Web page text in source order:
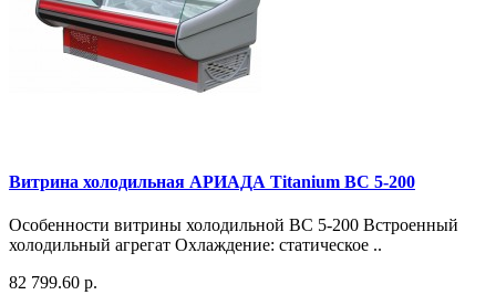
Витрина холодильная АРИАДА Titanium ВС 5-200
Особенности витрины холодильной ВС 5-200 Встроенный
холодильный агрегат Охлаждение: статическое ..
82 799.60 р.